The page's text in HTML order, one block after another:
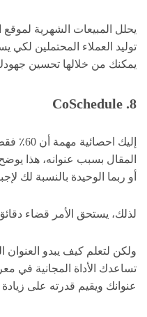
يحلل المبيعات الشهرية
توليد العملاء المحتملين
يمكنك من خلالها تحسين
CoSchedule .8
إليك
المقال بسبب عنوانه، هذا
أو ربما الوحيدة بالنسبة لك
لذلك، يستحق الأمر قضاء
ولكن لتعلم كيف يبدو
تساعدك الأداة المجانية في
عنوانك ويقيم قدرته على